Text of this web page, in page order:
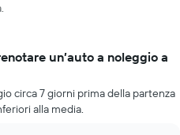
un’auto a noleggio a
circa 7 giorni prima della partenza
alla media.